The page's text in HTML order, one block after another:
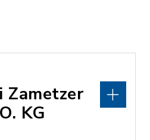
Zametzer
KG